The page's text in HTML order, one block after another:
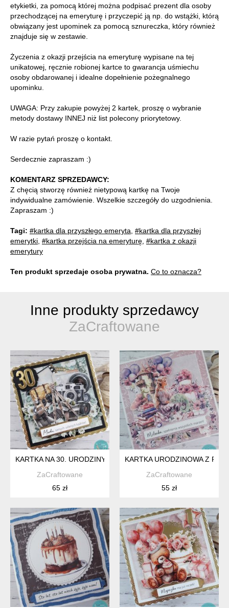
etykietki, za pomocą której można podpisać prezent dla osoby
przechodzącej na emeryturę i przyczepić ją np. do wstążki, którą
obwiązany jest upominek za pomocą sznureczka, który również
znajduje się w zestawie.
Życzenia z okazji przejścia na emeryturę wypisane na tej
unikatowej, ręcznie robionej kartce to gwarancja uśmiechu
osoby obdarowanej i idealne dopełnienie pożegnalnego
upominku.
UWAGA: Przy zakupie powyżej 2 kartek, proszę o wybranie
metody dostawy INNEJ niż list polecony priorytetowy.
W razie pytań proszę o kontakt.
Serdecznie zapraszam :)
KOMENTARZ SPRZEDAWCY:
Z chęcią stworzę również nietypową kartkę na Twoje
indywidualne zamówienie. Wszelkie szczegóły do uzgodnienia.
Zapraszam :)
Tagi: #kartka dla przyszłego emeryta #kartka dla przyszłej
emerytki #kartka przejścia na emeryturę #kartka z okazji
emerytury
Ten produkt sprzedaje osoba prywatna. Co to oznacza?
Inne produkty sprzedawcy
ZaCraftowane
KARTKA NA 30. URODZINY Z APARATEM FOTOGRAFICZNYM,
ZaCraftowane
65 zł
KARTKA URODZINOWA Z
ZaCraftowane
55 zł